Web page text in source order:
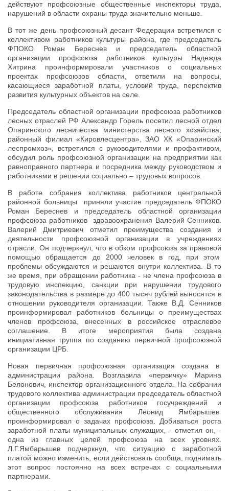
действуют профсоюзные общественные инспекторы труда,
нарушений в области охраны труда значительно меньше.
В тот же день профсоюзный десант Федерации встретился с
коллективом работников культуры района, где председатель
ФПОКО Роман Береснев и председатель областной
организации профсоюза работников культуры Надежда
Хитрина проинформировали участников о социальных
проектах профсоюзов области, ответили на вопросы,
касающиеся заработной платы, условий труда, перспектив
развития культурных объектов на селе.
Председатель областной организации профсоюза работников
лесных отраслей РФ Александр Горель посетил лесной отдел
Опаринского лесничества министерства лесного хозяйства,
районный филиал «Кировлесцентра», ЗАО ХК «Опаринский
леспромхоз», встретился с руководителями и профактивом,
обсудил роль профсоюзной организации на предприятии как
равноправного партнера и посредника между руководством и
работниками в решении социально – трудовых вопросов.
В работе собрания коллектива работников центральной
районной больницы приняли участие председатель ФПОКО
Роман Береснев и председатель областной организации
профсоюза работников здравоохранения Валерий Сенников.
Валерий Дмитриевич отметил преимущества создания и
деятельности профсоюзной организации в учреждениях
отрасли. Он подчеркнул, что в обком профсоюза за правовой
помощью обращается до 2000 человек в год, при этом
проблемы обсуждаются и решаются внутри коллектива. В то
же время, при обращении работника - не члена профсоюза в
трудовую инспекцию, санкции при нарушении трудового
законодательства в размере до 400 тысяч рублей выносятся в
отношении руководителя организации. Также В.Д. Сенников
проинформировал работников больницы о преимуществах
членов профсоюза, внесенных в российское отраслевое
соглашение. В итоге мероприятия была создана
инициативная группа по созданию первичной профсоюзной
организации ЦРБ.
Новая первичная профсоюзная организация создана в
администрации района. Возглавила «первичку» Марина
Белонович, инспектор организационного отдела. На собрании
трудового коллектива администрации председатель областной
организации профсоюза работников госучреждений и
общественного обслуживания Леонид Ямбарышев
проинформировал о задачах профсоюза. Добиваться роста
заработной платы муниципальных служащих, - отметил он, -
одна из главных целей профсоюза на всех уровнях.
Л.Г.Ямбарышев подчеркнул, что ситуацию с заработной
платой можно изменить, если действовать сообща, поднимать
этот вопрос постоянно на всех встречах с социальными
партнерами.